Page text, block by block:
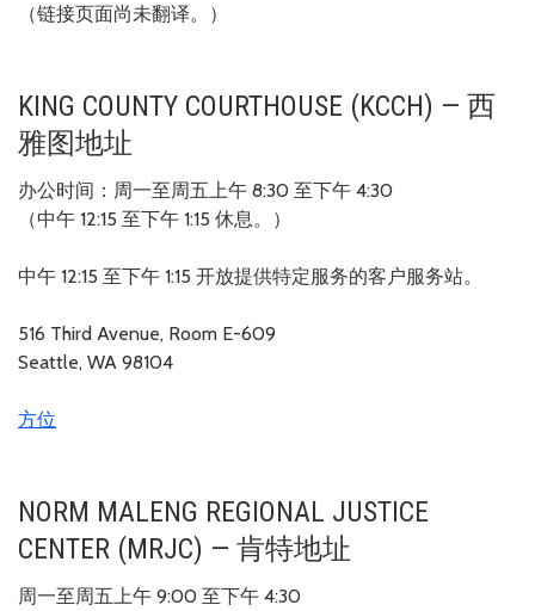
（链接页面尚未翻译。）
KING COUNTY COURTHOUSE (KCCH) — 西
雅图地址
办公时间：周一至周五上午 8:30 至下午 4:30
（中午 12:15 至下午 1:15 休息。）
中午 12:15 至下午 1:15 开放提供特定服务的客户服务站。
516 Third Avenue, Room E-609
Seattle, WA 98104
方位
NORM MALENG REGIONAL JUSTICE
CENTER (MRJC) — 肯特地址
周一至周五上午 9:00 至下午 4:30